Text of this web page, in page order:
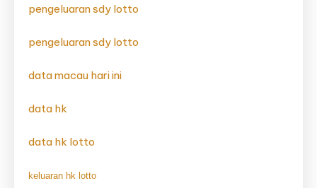
pengeluaran sdy lotto
pengeluaran sdy lotto
data macau hari ini
data hk
data hk lotto
keluaran hk lotto